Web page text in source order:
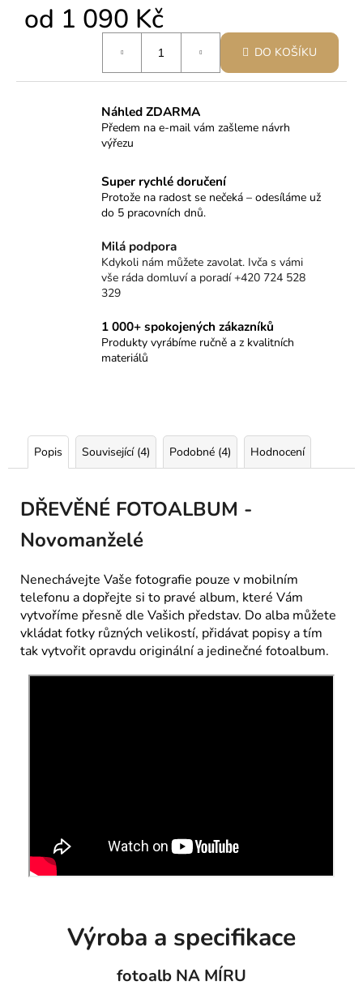
od 1 090 Kč
DO KOŠÍKU
Náhled ZDARMA
Předem na e-mail vám zašleme návrh
výřezu
Super rychlé doručení
Protože na radost se nečeká – odesíláme už
do 5 pracovních dnů.
Milá podpora
Kdykoli nám můžete zavolat. Ivča s vámi
vše ráda domluví a poradí +420 724 528
329
1 000+ spokojených zákazníků
Produkty vyrábíme ručně a z kvalitních
materiálů
Popis Související (4) Podobné (4) Hodnocení
DŘEVĚNÉ FOTOALBUM -
Novomanželé
Nenechávejte Vaše fotografie pouze v mobilním
telefonu a dopřejte si to pravé album, které Vám
vytvoříme přesně dle Vašich představ. Do alba můžete
vkládat fotky různých velikostí, přidávat popisy a tím
tak vytvořit opravdu originální a jedinečné fotoalbum.
Výroba a specifikace
fotoalb NA MÍRU